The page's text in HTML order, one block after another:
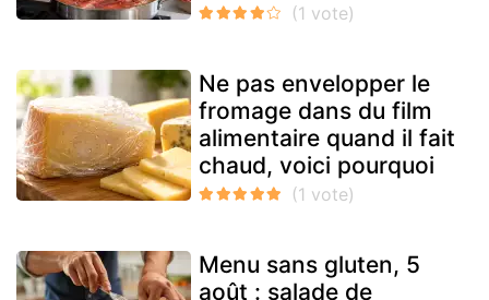
Ne pas envelopper le
fromage dans du film
alimentaire quand il fait
chaud, voici pourquoi
Menu sans gluten, 5
août : salade de